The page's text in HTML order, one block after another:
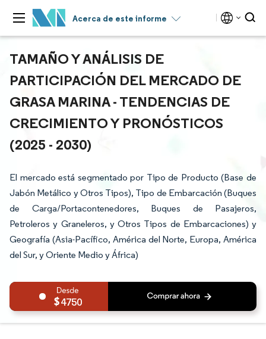
Acerca de este informe
TAMAÑO Y ANÁLISIS DE
PARTICIPACIÓN DEL MERCADO DE
GRASA MARINA - TENDENCIAS DE
CRECIMIENTO Y PRONÓSTICOS
(2025 - 2030)
El mercado está segmentado por Tipo de Producto (Base de
Jabón Metálico y Otros Tipos), Tipo de Embarcación (Buques
de Carga/Portacontenedores, Buques de Pasajeros,
Petroleros y Graneleros, y Otros Tipos de Embarcaciones) y
Geografía (Asia-Pacífico, América del Norte, Europa, América
del Sur, y Oriente Medio y África)
4750